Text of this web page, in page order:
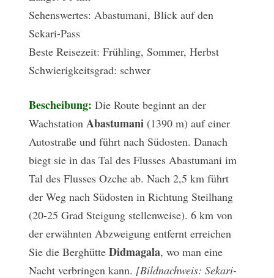
Sehenswertes: Abastumani, Blick auf den
Sekari-Pass
Beste Reisezeit: Frühling, Sommer, Herbst
Schwierigkeitsgrad: schwer
Bescheibung: Die Route beginnt an der
Wachstation Abastumani (1390 m) auf einer
Autostraße und führt nach Südosten. Danach
biegt sie in das Tal des Flusses Abastumani im
Tal des Flusses Ozche ab. Nach 2,5 km führt
der Weg nach Südosten in Richtung Steilhang
(20-25 Grad Steigung stellenweise). 6 km von
der erwähnten Abzweigung entfernt erreichen
Sie die Berghütte Didmagala, wo man eine
Nacht verbringen kann. [Bildnachweis: Sekari-